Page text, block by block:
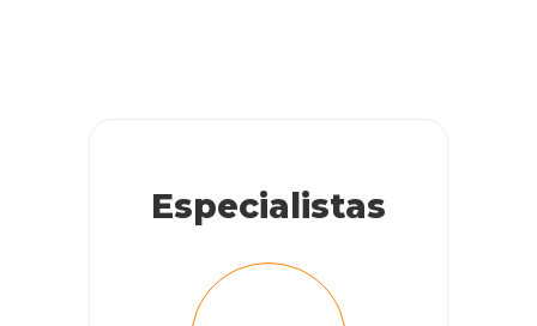
Especialistas